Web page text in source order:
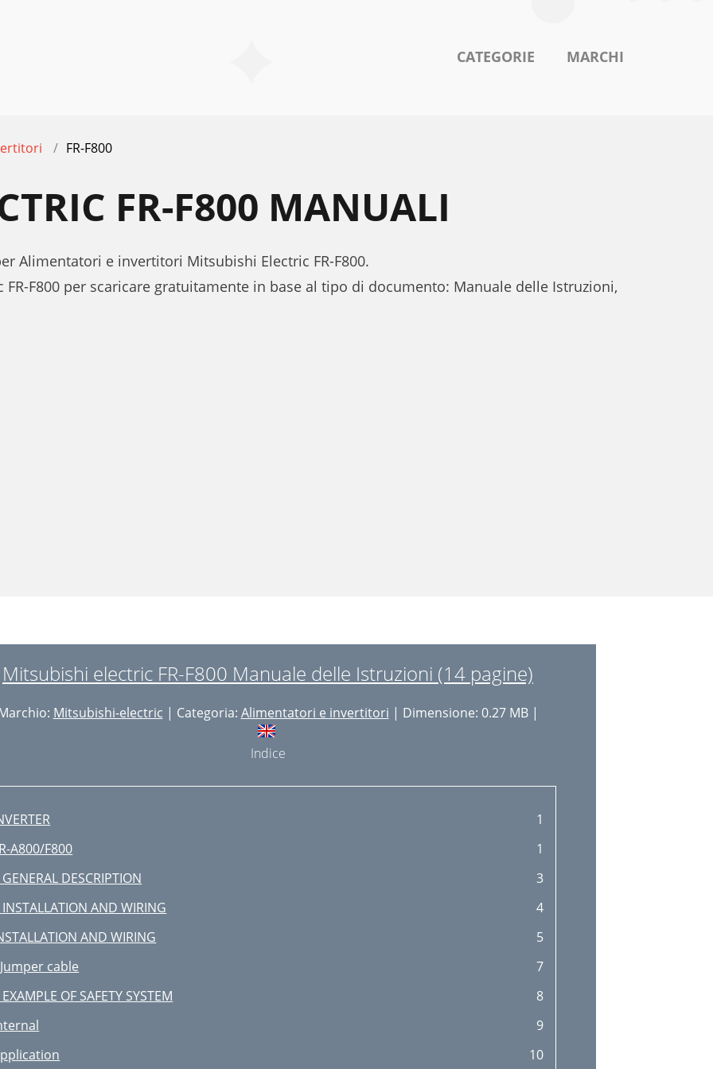
CATEGORIE MARCHI
FR-F800
FR-F800 MANUALI
Alimentatori e invertitori Mitsubishi Electric FR-F800.
F800 per scaricare gratuitamente in base al tipo di documento: Manuale delle Istruzioni,
Mitsubishi electric FR-F800 Manuale delle Istruzioni (14 pagine)
Mitsubishi-electric | Categoria: Alimentatori e invertitori | Dimensione: 0.27 MB |
Indice
1
A800/F800
1
DESCRIPTION
3
AND WIRING
4
AND WIRING
5
cable
7
OF SAFETY SYSTEM
8
9
10